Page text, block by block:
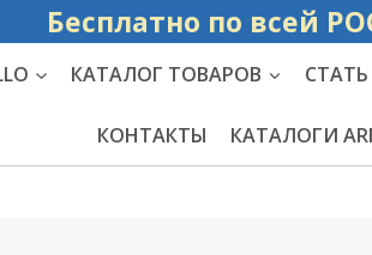
Бесплатно
КАТАЛОГ ТОВАРОВ
КОНТАКТЫ КАТАЛОГИ